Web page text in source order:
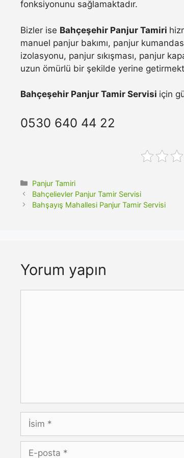
fonksiyonunu sağlamaktadır.
Bizler ise Bahçeşehir Panjur Tamiri
manuel panjur bakımı, panjur
izolasyonu, panjur sıkışması, panjur
uzun ömürlü bir şekilde yerine
Bahçeşehir Panjur Tamir Servisi için
0530 640 44 22
Kategoriler
Panjur Tamiri
Bahçelievler Panjur Tamir Servisi
Bahşayış Mahallesi Panjur Tamir Servisi
Yorum yapın
İsim